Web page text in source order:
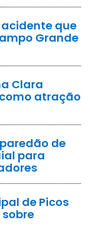
que
Grande
Clara
como atração
de
para
de Picos